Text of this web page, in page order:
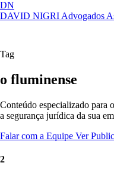
DN
DAVID NIGRI Advogados
Artigos, sentenças, áreas de
Tag
o fluminense
Conteúdo especializado para
a segurança jurídica da sua
Falar com a Equipe Ver
2